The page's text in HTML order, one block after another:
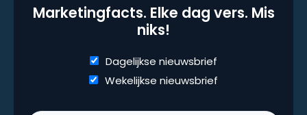
Marketingfacts. Elke dag vers. Mis
niks!
Dagelijkse nieuwsbrief
Wekelijkse nieuwsbrief